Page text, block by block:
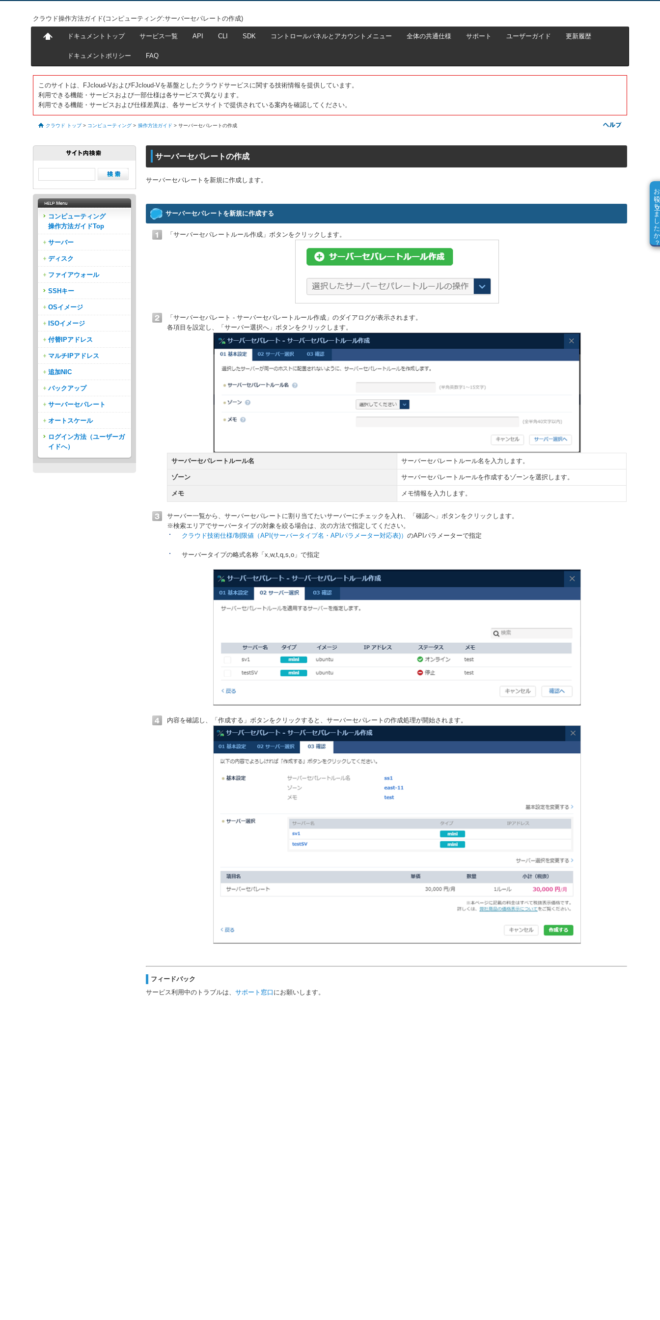
クラウド操作方法ガイド(コンピューティング:サーバーセパレートの作成)
ドキュメントトップ サービス一覧 API CLI SDK コントロールパネルとアカウントメニュー 全体の共通仕様 サポート ユーザーガイド 更新履歴
ドキュメントポリシー FAQ
このサイトは、FJcloud-VおよびFJcloud-Vを基盤としたクラウドサービスに関する技術情報を提供しています。
利用できる機能・サービスおよび一部仕様は各サービスで異なります。
利用できる機能・サービスおよび仕様差異は、各サービスサイトで提供されている案内を確認してください。
クラウド トップ > コンピューティング > 操作方法ガイド > サーバーセパレートの作成
サーバーセパレートの作成
サーバーセパレートを新規に作成します。
サーバーセパレートを新規に作成する
「サーバーセパレートルール作成」ボタンをクリックします。
「サーバーセパレート - サーバーセパレートルール作成」のダイアログが表示されます。
各項目を設定し、「サーバー選択へ」ボタンをクリックします。
サーバーセパレートルール名 サーバーセパレートルール名を入力します。
ゾーン サーバーセパレートルールを作成するゾーンを選択します。
メモ メモ情報を入力します。
サーバー一覧から、サーバーセパレートに割り当てたいサーバーにチェックを入れ、「確認へ」ボタンをクリックします。
※検索エリアでサーバータイプの対象を絞る場合は、次の方法で指定してください。
クラウド技術仕様/制限値（API(サーバータイプ名・APIパラメーター対応表)） のAPIパラメーターで指定
サーバータイプの略式名称「x,w,t,q,s,o」で指定
内容を確認し、「作成する」ボタンをクリックすると、サーバーセパレートの作成処理が開始されます。
フィードバック
サービス利用中のトラブルは、サポート窓口 にお願いします。
お役に立
コンピューティング
操作方法ガイドTop
サーバー
ディスク
ファイアウォール
SSHキー
OSイメージ
ISOイメージ
付替IPアドレス
マルチIPアドレス
追加NIC
バックアップ
サーバーセパレート
オートスケール
ログイン方法（ユーザーガ
イドへ）